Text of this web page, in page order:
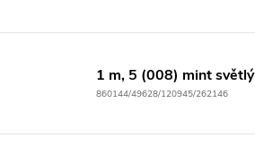
1 m, 5 (008) mint světlý
860144/49628/120945/262146